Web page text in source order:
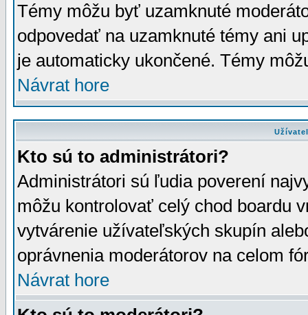
Témy môžu byť uzamknuté
odpovedať na uzamknuté témy ani
je automaticky ukončené. Témy
Návrat hore
Kto sú to administrátori?
Administrátori sú ľudia poverení
môžu kontrolovať celý chod boardu
vytvárenie užívateľských skupín
oprávnenia moderátorov na celom
Návrat hore